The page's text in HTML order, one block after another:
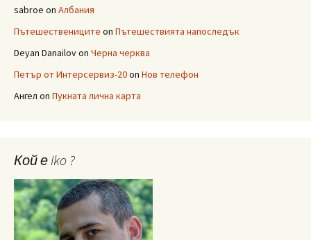
sabroe on Албания
Пътешествениците on Пътешествията напоследък
Deyan Danailovon Черна черква
Петър от Интерсервиз-20on Нов телефон
Ангел on Пукната лична карта
Кой е iko ?